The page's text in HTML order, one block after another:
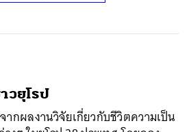
วยุโรป
กผลงานวิจัยเกี่ยวกับชีวิตความเป็น